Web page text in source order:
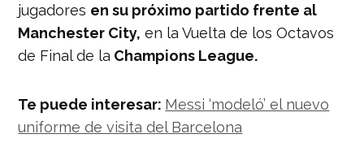
jugadores en su próximo partido frente al
Manchester City, en la Vuelta de los Octavos
de Final de la Champions League.
Te puede interesar: Messi ‘modeló’ el nuevo
uniforme de visita del Barcelona